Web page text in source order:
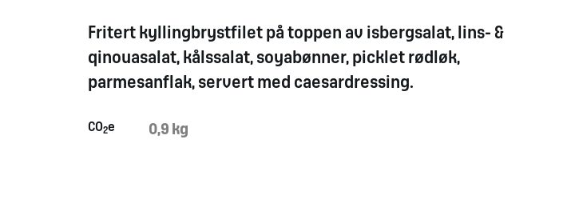
Fritert kyllingbrystfilet på toppen av isbergsalat, lins- &
qinouasalat, kålssalat, soyabønner, picklet rødløk,
parmesanflak, servert med caesardressing.
CO2e 0,9 kg